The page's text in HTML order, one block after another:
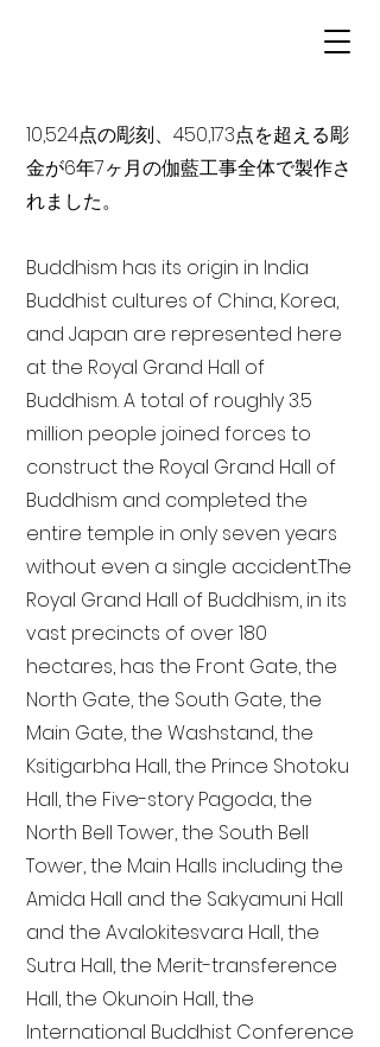
10,524点の彫刻、450,173点を超える彫
金が6年7ヶ月の伽藍工事全体で製作さ
れました。
Buddhism has its origin in India
Buddhist cultures of China, Korea,
and Japan are represented here
at the Royal Grand Hall of
Buddhism. A total of roughly 3.5
million people joined forces to
construct the Royal Grand Hall of
Buddhism and completed the
entire temple in only seven years
without even a single accident. The
Royal Grand Hall of Buddhism, in its
vast precincts of over 180
hectares, has the Front Gate, the
North Gate, the South Gate, the
Main Gate, the Washstand, the
Ksitigarbha Hall, the Prince Shotoku
Hall, the Five-story Pagoda, the
North Bell Tower, the South Bell
Tower, the Main Halls including the
Amida Hall and the Sakyamuni Hall
and the Avalokitesvara Hall, the
Sutra Hall, the Merit-transference
Hall, the Okunoin Hall, the
International Buddhist Conference